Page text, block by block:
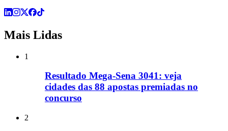
Mais Lidas
1
Resultado Mega-Sena 3041: veja
cidades das 88 apostas premiadas no
concurso
2